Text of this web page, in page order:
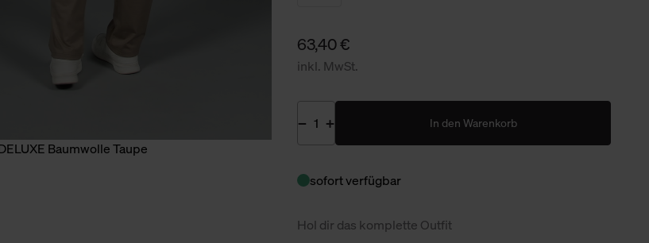
63,40 €
inkl. MwSt.
In den Warenkorb
sofort verfügbar
Hol dir das komplette Outfit